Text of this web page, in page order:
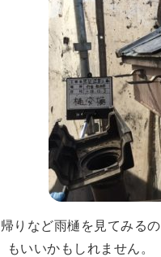
帰りなど雨樋を見てみるの
もいいかもしれません。